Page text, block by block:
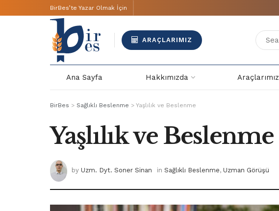
BirBes’te Yazar Olmak İçin
ARAÇLARIMIZ
Ana Sayfa Hakkımızda Araçlarımız
BirBes > Sağlıklı Beslenme > Yaşlılık ve Beslenme
Yaşlılık ve Beslenme
by Uzm. Dyt. Soner Sinan in Sağlıklı Beslenme, Uzman Görüşü